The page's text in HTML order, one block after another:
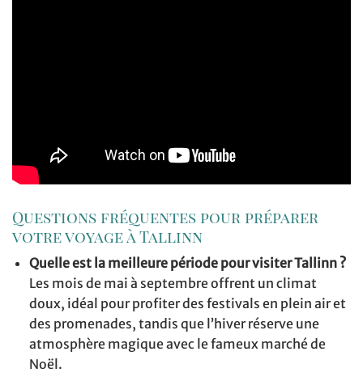
Questions fréquentes pour préparer
votre voyage à Tallinn
Quelle est la meilleure période pour visiter Tallinn ?
Les mois de mai à septembre offrent un climat
doux, idéal pour profiter des festivals en plein air et
des promenades, tandis que l’hiver réserve une
atmosphère magique avec le fameux marché de
Noël.